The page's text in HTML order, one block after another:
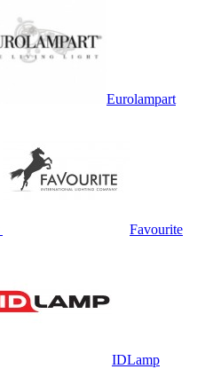
Eurolampart
Favourite
IDLamp